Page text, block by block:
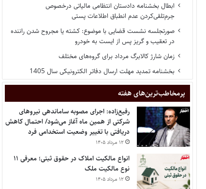
ابطال بخشنامه دادستان انتظامی مالیاتی درخصوص
جرم‌تلقی‌کردن عدم انطباق اطلاعات پستی
صورتجلسه نشست قضایی با موضوع: کشته یا مجروح شدن راننده
در تعقیب و گریز پس از ایست به خودرو
زمان شارژ کالابرگ مرداد برای گروه‌های مختلف
بخشنامه تمدید مهلت ارسال دفاتر الکترونیکی سال 1405
پر‌مخاطب‌ترین‌های هفته
رفیع‌زاده: اجرای مصوبه ساماندهی نیروهای
شرکتی از همین ماه آغاز می‌شود/ احتمال کاهش
دریافتی با تغییر وضعیت استخدامی فرد
۱۲ مرداد ۱۴۰۵
انواع مالکیت املاک در حقوق ثبتی؛ معرفی ۱۱
نوع مالکیت ملک
۱۲ مرداد ۱۴۰۵